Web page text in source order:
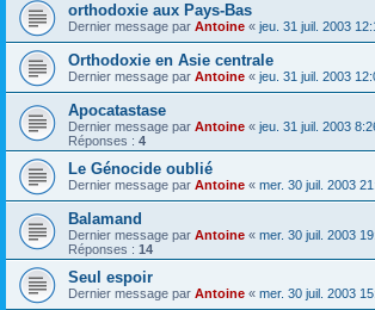
orthodoxie aux Pays-Bas
Dernier message par Antoine « jeu. 31 juil. 2003
Orthodoxie en Asie centrale
Dernier message par Antoine « jeu. 31 juil. 2003
Apocatastase
Dernier message par Antoine « jeu. 31 juil. 2003
Réponses : 4
Le Génocide oublié
Dernier message par Antoine « mer. 30 juil. 2003
Balamand
Dernier message par Antoine « mer. 30 juil. 2003
Réponses : 14
Seul espoir
Dernier message par Antoine « mer. 30 juil. 2003